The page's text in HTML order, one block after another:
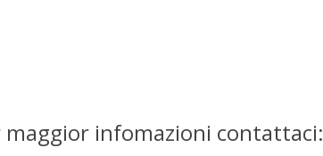
infomazioni contattaci: